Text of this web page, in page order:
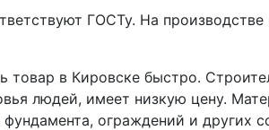
ГОСТу. На
товар в Кировске быстро.
людей, имеет низкую цену.
ограждений и других